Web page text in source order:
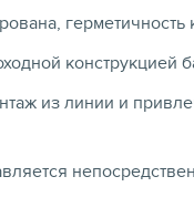
конструкцией
из линии и